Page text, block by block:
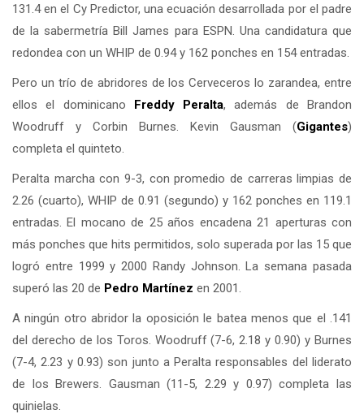
131.4 en el Cy Predictor, una ecuación desarrollada por el padre
de la sabermetría Bill James para ESPN. Una candidatura que
redondea con un WHIP de 0.94 y 162 ponches en 154 entradas.
Pero un trío de abridores de los Cerveceros lo zarandea, entre
ellos el dominicano Freddy Peralta, además de Brandon
Woodruff y Corbin Burnes. Kevin Gausman (Gigantes)
completa el quinteto.
Peralta marcha con 9-3, con promedio de carreras limpias de
2.26 (cuarto), WHIP de 0.91 (segundo) y 162 ponches en 119.1
entradas. El mocano de 25 años encadena 21 aperturas con
más ponches que hits permitidos, solo superada por las 15 que
logró entre 1999 y 2000 Randy Johnson. La semana pasada
superó las 20 de Pedro Martínez en 2001.
A ningún otro abridor la oposición le batea menos que el .141
del derecho de los Toros. Woodruff (7-6, 2.18 y 0.90) y Burnes
(7-4, 2.23 y 0.93) son junto a Peralta responsables del liderato
de los Brewers. Gausman (11-5, 2.29 y 0.97) completa las
quinielas.